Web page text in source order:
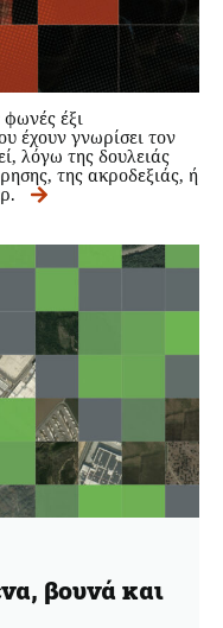
φωνές έξι
έχουν γνωρίσει τον
λόγω της δουλειάς
της ακροδεξιάς, ή
βουνά και